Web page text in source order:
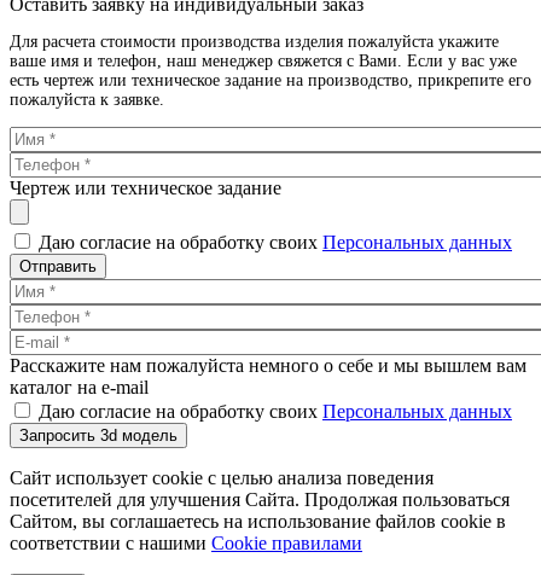
Для расчета стоимости производства изделия пожалуйста укажите
ваше имя и телефон, наш менеджер свяжется с Вами. Если у вас уже
есть чертеж или техническое задание на производство, прикрепите его
пожалуйста к заявке.
Чертеж или техническое задание
Даю согласие на обработку своих Персональных данных
Отправить
Расскажите нам пожалуйста немного о себе и мы вышлем вам
каталог на e-mail
Даю согласие на обработку своих Персональных данных
Запросить 3d модель
Сайт использует cookie с целью анализа поведения
посетителей для улучшения Сайта. Продолжая пользоваться
Сайтом, вы соглашаетесь на использование файлов cookie в
соответствии с нашими Cookiе правилами